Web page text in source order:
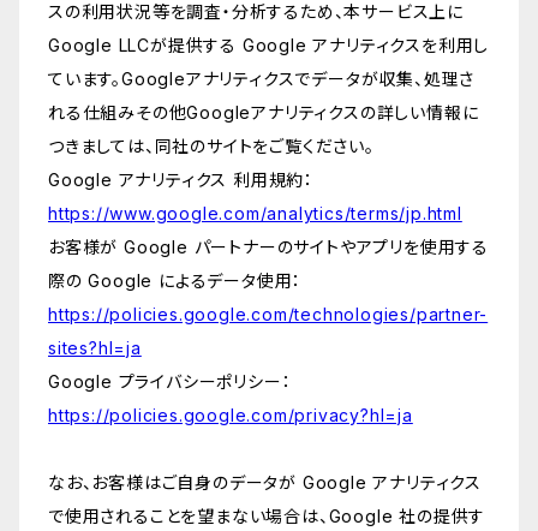
スの利用状況等を調査・分析するため、本サービス上に
Google LLCが提供する Google アナリティクスを利用し
ています。Googleアナリティクスでデータが収集、処理さ
れる仕組みその他Googleアナリティクスの詳しい情報に
つきましては、同社のサイトをご覧ください。
Google アナリティクス 利用規約：
https://www.google.com/analytics/terms/jp.html
お客様が Google パートナーのサイトやアプリを使用する
際の Google によるデータ使用：
https://policies.google.com/technologies/partner-
sites?hl=ja
Google プライバシーポリシー：
https://policies.google.com/privacy?hl=ja
なお、お客様はご自身のデータが Google アナリティクス
で使用されることを望まない場合は、Google 社の提供す